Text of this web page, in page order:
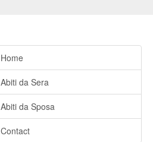
Home
Abiti da Sera
Abiti da Sposa
Contact